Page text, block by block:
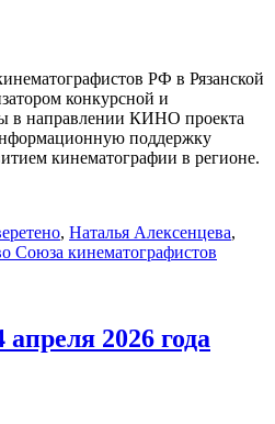
РФ в Рязанской
конкурсной и
в направлении КИНО проекта
поддержку
кинематографии в регионе.
, Наталья Алексенцева,
Союза кинематографистов
2026 года